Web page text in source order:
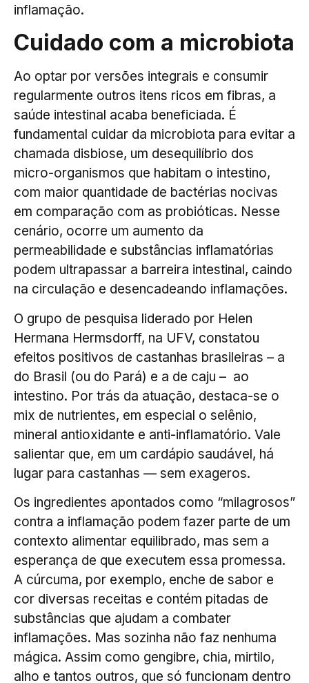
inflamação.
Cuidado com a microbiota
Ao optar por versões integrais e consumir
regularmente outros itens ricos em fibras, a
saúde intestinal acaba beneficiada. É
fundamental cuidar da microbiota para evitar a
chamada disbiose, um desequilíbrio dos
micro-organismos que habitam o intestino,
com maior quantidade de bactérias nocivas
em comparação com as probióticas. Nesse
cenário, ocorre um aumento da
permeabilidade e substâncias inflamatórias
podem ultrapassar a barreira intestinal, caindo
na circulação e desencadeando inflamações.
O grupo de pesquisa liderado por Helen
Hermana Hermsdorff, na UFV, constatou
efeitos positivos de castanhas brasileiras – a
do Brasil (ou do Pará) e a de caju – ao
intestino. Por trás da atuação, destaca-se o
mix de nutrientes, em especial o selênio,
mineral antioxidante e anti-inflamatório. Vale
salientar que, em um cardápio saudável, há
lugar para castanhas — sem exageros.
Os ingredientes apontados como “milagrosos”
contra a inflamação podem fazer parte de um
contexto alimentar equilibrado, mas sem a
esperança de que executem essa promessa.
A cúrcuma, por exemplo, enche de sabor e
cor diversas receitas e contém pitadas de
substâncias que ajudam a combater
inflamações. Mas sozinha não faz nenhuma
mágica. Assim como gengibre, chia, mirtilo,
alho e tantos outros, que só funcionam dentro